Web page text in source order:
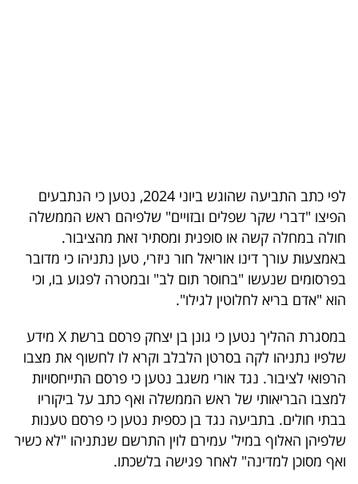
הכלכלי
פודקאסט
40
UNDER
40
שיתופי
פעולה
לפי כתב התביעה שהוגש ביוני 2024, נטען כי הנתבעים
הפיצו "דברי שקר שפלים ובזויים" שלפיהם ראש הממשלה
חולה במחלה קשה או סופנית ומסתיר זאת מהציבור.
באמצעות עורך דינו אוריאל חור ניזרי, טען נתניהו כי מדובר
בפרסומים שנעשו "בחוסר תום לב" ובמטרה לפגוע בו, וכי
הוא "אדם בריא לחלוטין לגילו".
במסגרת ההליך נטען כי גונן בן יצחק פרסם ברשת X מידע
שלפיו נתניהו לקה בסרטן הלבלב וקרא לו לחשוף את מצבו
הרפואי לציבור. נגד אורי משגב נטען כי פרסם התייחסויות
למצבו הבריאותי של ראש הממשלה ואף כתב על ביקוריו
בבתי חולים. בתביעה נגד בן כספית נטען כי פרסם טענות
שלפיהן האלוף במיל' עמירם לוין התרשם שנתניהו "לא כשיר
ואף מסוכן למדינה" לאחר פגישה בלשכתו.